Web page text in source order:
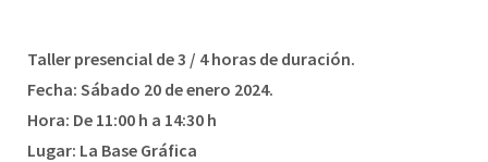
Taller presencial de 3 / 4 horas de duración.
Fecha: Sábado 20 de enero 2024.
Hora: De 11:00 h a 14:30 h
Lugar: La Base Gráfica